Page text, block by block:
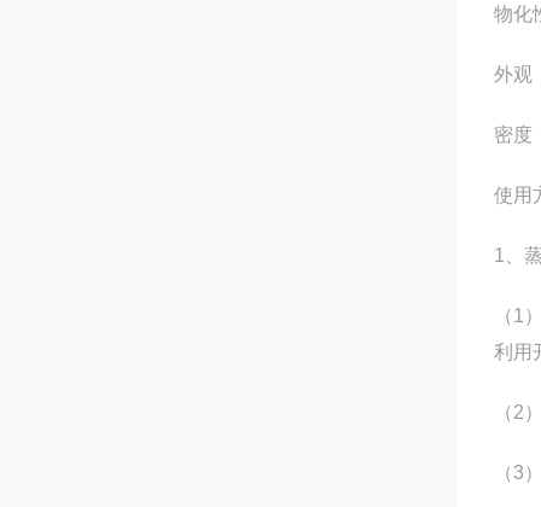
物化
外
密度
使用
1、
（1
利用
（2
（3